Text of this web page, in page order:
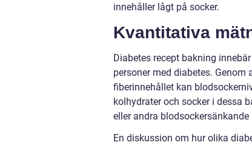
innehåller lågt på socker.
Kvantitativa
Diabetes recept bakning
personer med diabetes.
fiberinnehållet kan
kolhydrater och socker i dessa
eller andra blodsockersänkande
En diskussion om hur olika